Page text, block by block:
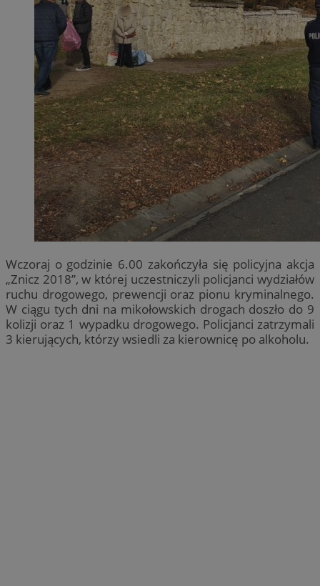
Wczoraj o godzinie 6.00 zakończyła się policyjna akcja
„Znicz 2018”, w której uczestniczyli policjanci wydziałów
ruchu drogowego, prewencji oraz pionu kryminalnego.
W ciągu tych dni na mikołowskich drogach doszło do 9
kolizji oraz 1 wypadku drogowego. Policjanci zatrzymali
3 kierujących, którzy wsiedli za kierownicę po alkoholu.